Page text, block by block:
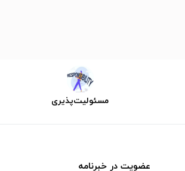
مسئولیت‌پذیری
عضویت در خبرنامه